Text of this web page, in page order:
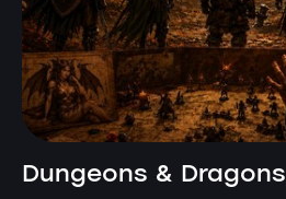
Dungeons & Dragons